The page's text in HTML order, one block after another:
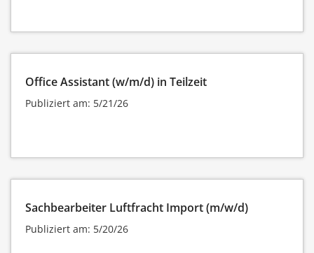
Office Assistant (w/m/d) in Teilzeit
Publiziert am: 5/21/26
Sachbearbeiter Luftfracht Import (m/w/d)
Publiziert am: 5/20/26